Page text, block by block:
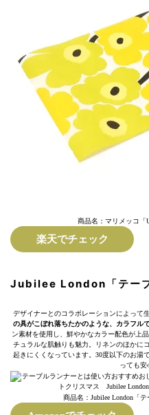
商品名：マリメッコ「
楽天でチェック
Jubilee London「テーブ
デザイナーとのコラボレーションによって
の具がこぼれ落ちたかのような、カラフル
ン素材を使用し、鮮やかなカラー配色が上
チュラルな肌触りも魅力。リネンのほかに
起きにくくなっています。30度以下のお湯
っても安
商品名：Jubilee London「